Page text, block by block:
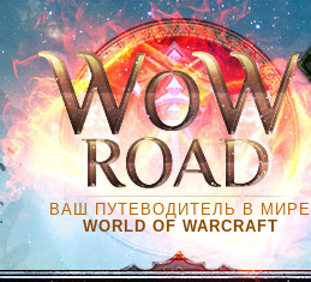
ВАШ ПУТЕВОДИТЕЛЬ В МИРЕ
WORLD OF WARCRAFT